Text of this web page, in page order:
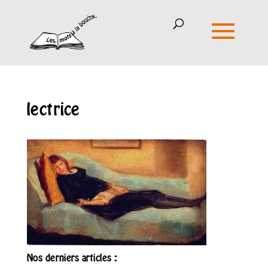
lectrice
Nos derniers articles :